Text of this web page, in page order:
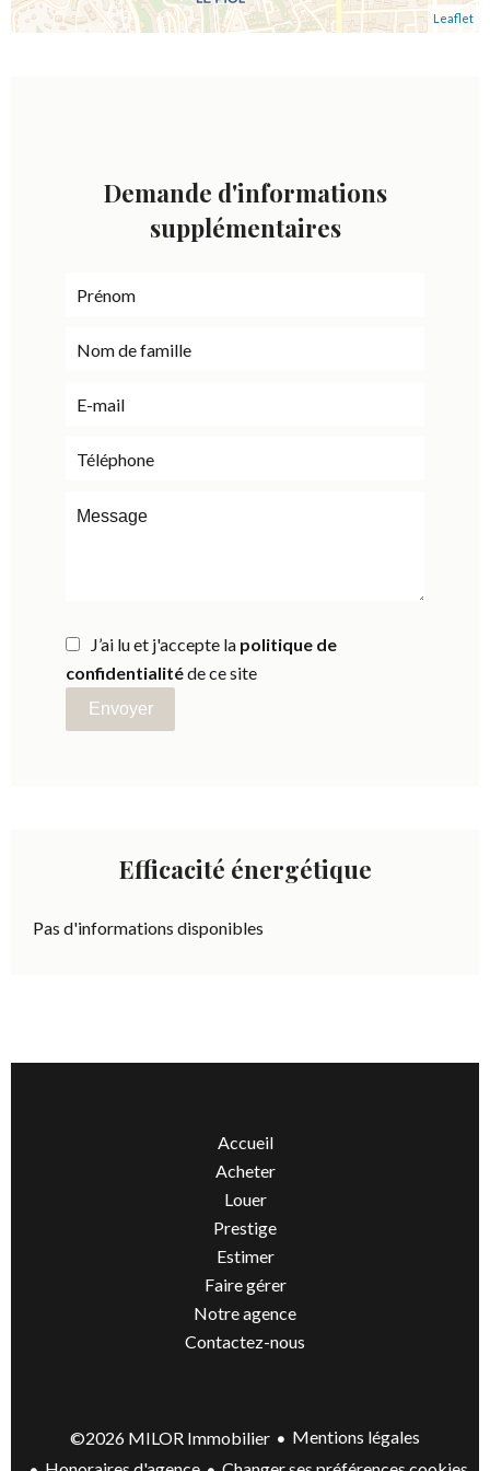
Leaflet
Demande d'informations
supplémentaires
J’ai lu et j'accepte la politique de
confidentialitéde ce site
Envoyer
Efficacité énergétique
Pas d'informations disponibles
Accueil
Acheter
Louer
Prestige
Estimer
Faire gérer
Notre agence
Contactez-nous
©2026 MILOR Immobilier
Mentions légales